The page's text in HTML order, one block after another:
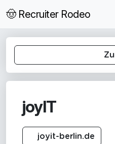
🤠 Recruiter Rodeo
joyIT
joyit-berlin.de